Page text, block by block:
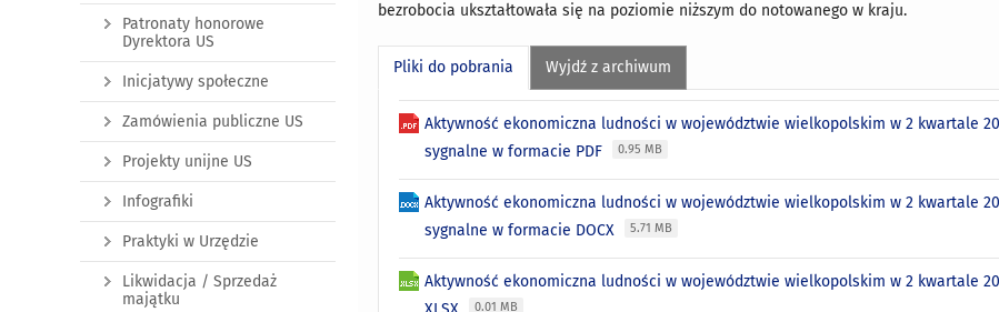
bezrobocia ukształtowała się na poziomie niższym do notowanego w kraju.
Pliki do pobrania Wyjdź z archiwum
Aktywność ekonomiczna ludności w województwie wielkopolskim w 2 kwartale
sygnalne w formacie PDF
0.95 MB
Aktywność ekonomiczna ludności w województwie wielkopolskim w 2 kwartale
sygnalne w formacie DOCX
5.71 MB
Aktywność ekonomiczna ludności w województwie wielkopolskim w 2 kwartale
0.01 MB
Patronaty honorowe
Dyrektora US
Inicjatywy społeczne
Zamówienia publiczne US
Projekty unijne US
Infografiki
Praktyki w Urzędzie
Likwidacja / Sprzedaż
majątku